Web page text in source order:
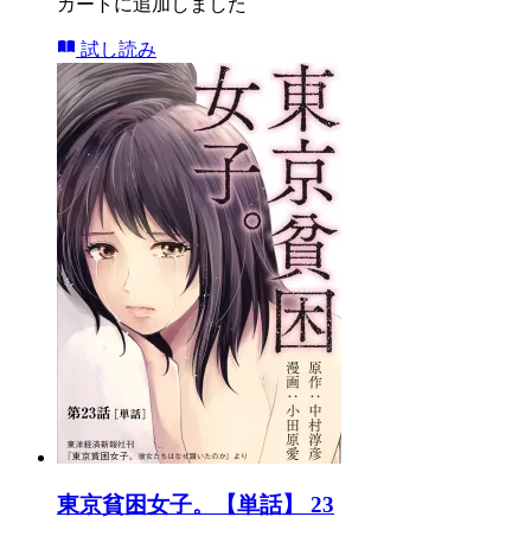
試し読み
東京貧困女子。【単話】 23